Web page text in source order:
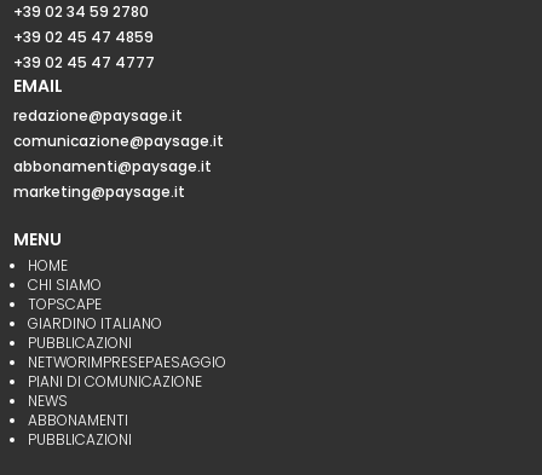
+39 02 34 59 2780
+39 02 45 47 4859
+39 02 45 47 4777
EMAIL
redazione@paysage.it
comunicazione@paysage.it
abbonamenti@paysage.it
marketing@paysage.it
MENU
HOME
CHI SIAMO
TOPSCAPE
GIARDINO ITALIANO
PUBBLICAZIONI
NETWORIMPRESEPAESAGGIO
PIANI DI COMUNICAZIONE
NEWS
ABBONAMENTI
PUBBLICAZIONI